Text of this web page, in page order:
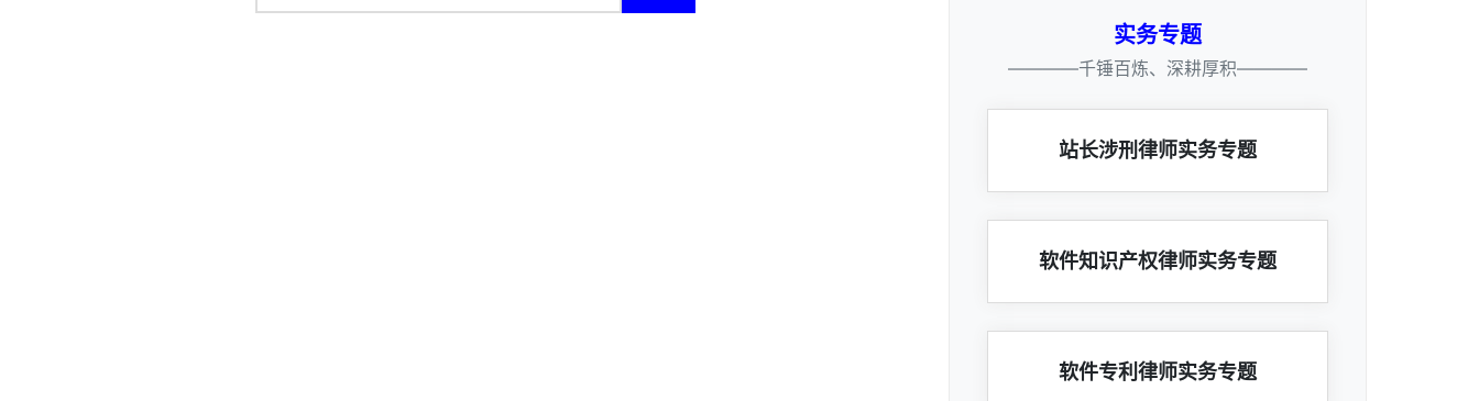
实务专题
————千锤百炼、深耕厚积————
站长涉刑律师实务专题
软件知识产权律师实务专题
软件专利律师实务专题